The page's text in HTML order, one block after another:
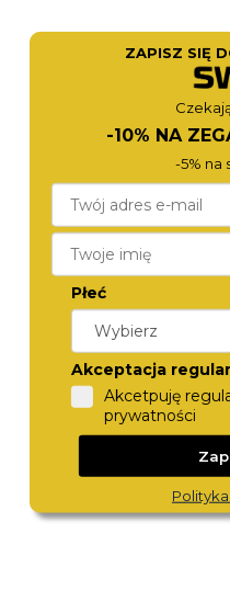
590,-
ROSEFIELD
ZAPISZ SIĘ
-10% NA
-5% na
Płeć
Akceptacja
Akcetpuję
prywatności